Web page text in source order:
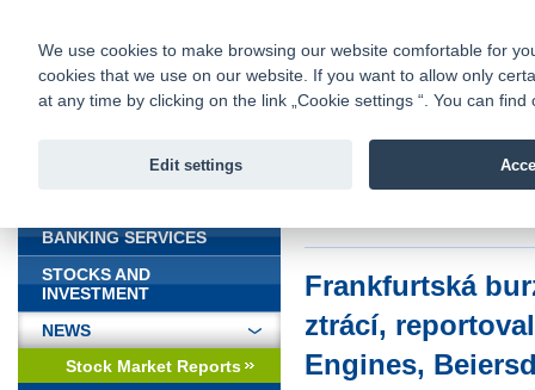
Fio bank
Fio banka
Frankfurtská
ztrácí,
Engines,
BANKING SERVICES
STOCKS AND
INVESTMENT
NEWS
Stock Market Reports
We use cookies to make browsing our website comfortable for
cookies that we use on our website. If you want to allow only
at any time by clicking on the link „Cookie settings “. You can
Edit settings